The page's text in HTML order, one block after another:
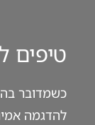
טיפים
כשמדובר
להדגמה